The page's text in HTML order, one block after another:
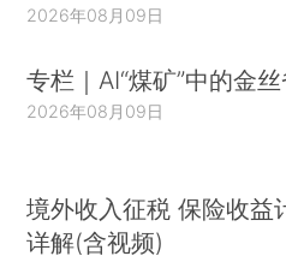
2026年08月09日
专栏｜AI“煤矿”中的金
2026年08月09日
境外收入征税 保险收益
详解(含视频)